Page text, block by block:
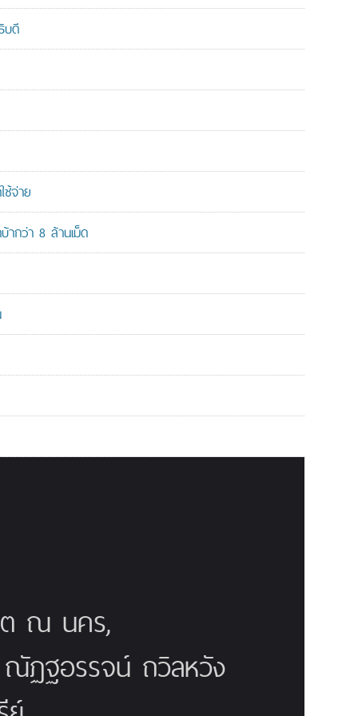
บดี
จ่าย
กว่า 8 ล้านเม็ด
ต ณ นคร,
ฏฐอรรจน์ ถวิลหวัง